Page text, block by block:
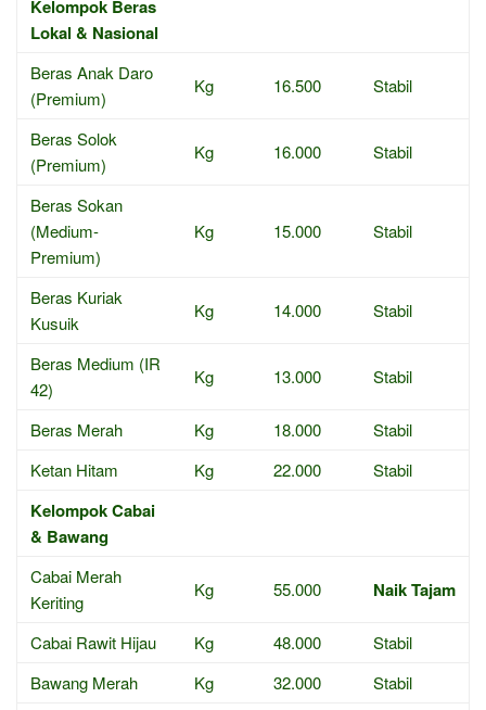
Kelompok Beras
Lokal & Nasional
Beras Anak Daro
(Premium)
Kg 16.500 Stabil
Beras Solok
(Premium)
Kg 16.000 Stabil
Beras Sokan
(Medium-
Premium)
Kg 15.000 Stabil
Beras Kuriak
Kusuik
Kg 14.000 Stabil
Beras Medium (IR
42)
Kg 13.000 Stabil
Beras Merah Kg 18.000
Stabil
Ketan Hitam
Kg 22.000 Stabil
Kelompok Cabai
& Bawang
Cabai Merah
Keriting
Kg 55.000 Naik Tajam
Cabai Rawit Hijau Kg 48.000
Stabil
Bawang Merah
Kg 32.000
Stabil